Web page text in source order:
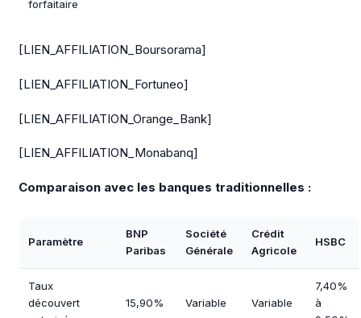
forfaitaire
[LIEN_AFFILIATION_Boursorama]
[LIEN_AFFILIATION_Fortuneo]
[LIEN_AFFILIATION_Orange_Bank]
[LIEN_AFFILIATION_Monabanq]
Comparaison avec les banques traditionnelles :
Paramètre
BNP
Paribas
Société
Générale
Crédit
Agricole
HSBC
Taux
découvert
15,90% Variable Variable
7,40%
à